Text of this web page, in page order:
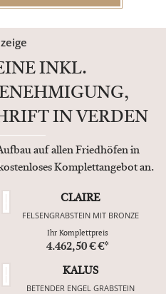
INKL.
IN VERDEN
auf allen Friedhöfen in
Komplettangebot an.
CLAIRE
FELSENGRABSTEIN MIT BRONZE
Ihr Komplettpreis
4.462,50 € €*
KALUS
BETENDER ENGEL GRABSTEIN